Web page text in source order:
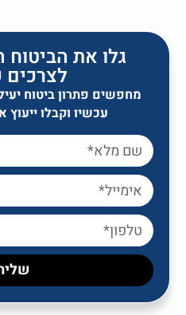
גלו את
מחפשים פתרון ביטוח
עכשיו וקבלו